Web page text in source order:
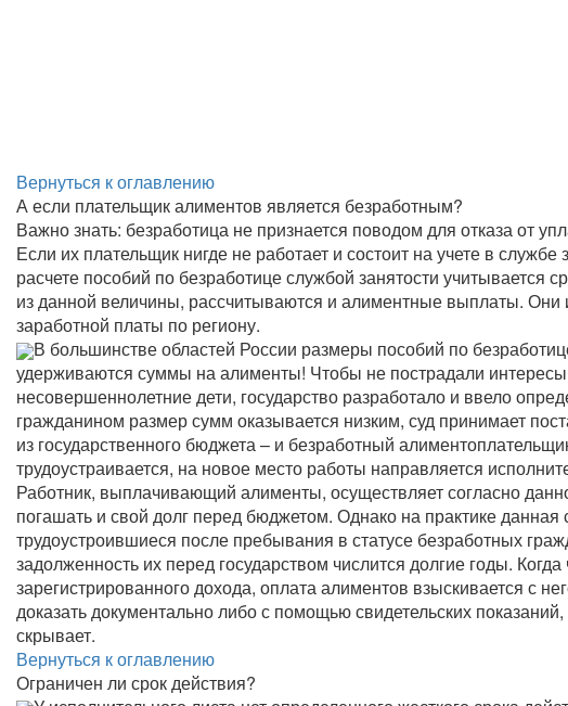
Вернуться к оглавлению
А если плательщик алиментов является безработным?
Важно знать: безработица не признается поводом для отказа от
Если их плательщик нигде не работает и состоит на учете в
расчете пособий по безработице службой занятости
из данной величины, рассчитываются и алиментные выплаты.
заработной платы по региону.
В большинстве областей России размеры пособий по
удерживаются суммы на алименты! Чтобы не пострадали
несовершеннолетние дети, государство разработало и ввело
гражданином размер сумм оказывается низким, суд принимает
из государственного бюджета – и безработный
трудоустраивается, на новое место работы направляется
Работник, выплачивающий алименты, осуществляет согласно
погашать и свой долг перед бюджетом. Однако на практике данная
трудоустроившиеся после пребывания в статусе безработных
задолженность их перед государством числится долгие годы.
зарегистрированного дохода, оплата алиментов взыскивается с
доказать документально либо с помощью свидетельских
скрывает.
Вернуться к оглавлению
Ограничен ли срок действия?